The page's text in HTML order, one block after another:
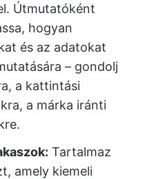
Útmutatóként
hogyan
és az adatokat
– gondolj
a kattintási
a márka iránti
Tartalmaz
amely kiemeli